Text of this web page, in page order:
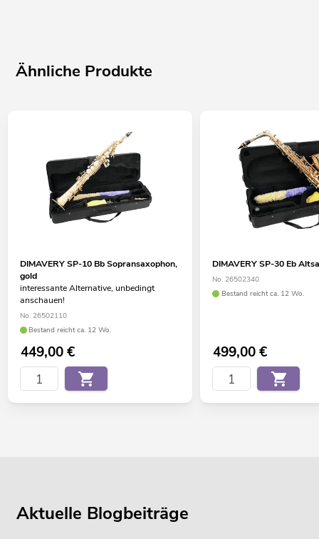
Ähnliche Produkte
DIMAVERY SP-10 Bb Sopransaxophon,
gold
interessante Alternative, unbedingt
anschauen!
No. 26502110
Bestand reicht ca. 12 Wo.
449,00€
DIMAVERY SP-30 Eb
No. 26502340
Bestand reicht ca. 12 Wo.
499,00€
Aktuelle Blogbeiträge